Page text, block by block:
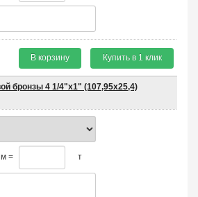
В корзину Купить в 1 клик
бронзы 4 1/4"х1" (107,95х25,4)
м = т